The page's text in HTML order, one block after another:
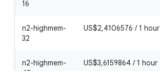
16
n2-highmem-
32
US$2,4106576 / 1 hour
n2-highmem-
US$3,6159864 / 1 hour